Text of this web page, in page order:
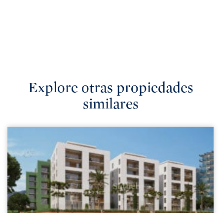
Explore otras propiedades
similares